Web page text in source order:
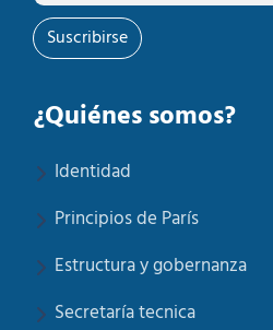
Suscribirse
¿Quiénes somos?
Identidad
Principios de París
Estructura y gobernanza
Secretaría tecnica